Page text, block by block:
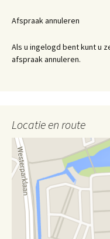
Afspraak annuleren
Als u ingelogd bent kunt u
afspraak annuleren.
Locatie en route